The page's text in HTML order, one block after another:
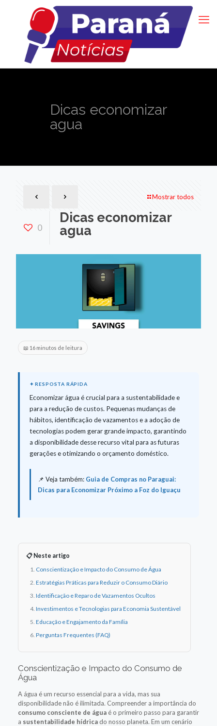
Dicas economizar
agua
Mostrar todos
0
Dicas economizar
agua
📖 16 minutos de leitura
Economizar água é crucial para a sustentabilidade e
para a redução de custos. Pequenas mudanças de
hábitos, identificação de vazamentos e a adoção de
tecnologias podem gerar grande impacto, garantindo
a disponibilidade desse recurso vital para as futuras
gerações e otimizando o orçamento doméstico.
📌 Veja também: Guia de Compras no Paraguai:
Dicas para Economizar Próximo a Foz do Iguaçu
📋 Neste artigo
Conscientização e Impacto do Consumo de Água
Estratégias Práticas para Reduzir o Consumo Diário
Identificação e Reparo de Vazamentos Ocultos
Investimentos e Tecnologias para Economia Sustentável
Educação e Engajamento da Família
Perguntas Frequentes (FAQ)
Conscientização e Impacto do Consumo de
Água
A água é um recurso essencial para a vida, mas sua
disponibilidade não é ilimitada. Compreender a importância do
consumo consciente de águaé o primeiro passo para garantir
a sustentabilidade hídricado nosso planeta. Em um cenário